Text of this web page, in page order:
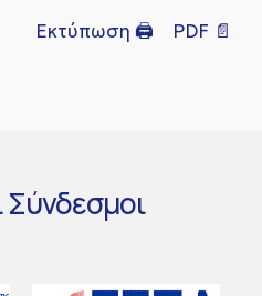
Εκτύπωση 🖨 PDF 📄
Σύνδεσμοι